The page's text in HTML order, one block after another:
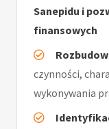
Sanepidu i
finansowych
czynności,
wykonywania